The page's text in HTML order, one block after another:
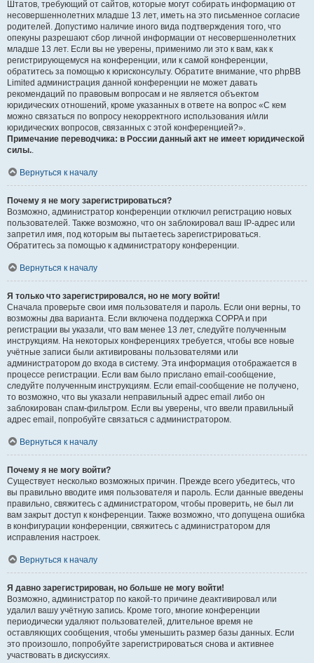
Штатов, требующий от сайтов, которые могут собирать информацию от
несовершеннолетних младше 13 лет, иметь на это письменное согласие
родителей. Допустимо наличие иного вида подтверждения того, что
опекуны разрешают сбор личной информации от несовершеннолетних
младше 13 лет. Если вы не уверены, применимо ли это к вам, как к
регистрирующемуся на конференции, или к самой конференции,
обратитесь за помощью к юрисконсульту. Обратите внимание, что phpBB
Limited администрация данной конференции не может давать
рекомендаций по правовым вопросам и не является объектом
юридических отношений, кроме указанных в ответе на вопрос «С кем
можно связаться по вопросу некорректного использования и/или
юридических вопросов, связанных с этой конференцией?».
Примечание переводчика: в России данный акт не имеет юридической
силы.
Вернуться к началу
Почему я не могу зарегистрироваться?
Возможно, администратор конференции отключил регистрацию новых
пользователей. Также возможно, что он заблокировал ваш IP-адрес или
запретил имя, под которым вы пытаетесь зарегистрироваться.
Обратитесь за помощью к администратору конференции.
Вернуться к началу
Я только что зарегистрировался, но не могу войти!
Сначала проверьте свои имя пользователя и пароль. Если они верны, то
возможны два варианта. Если включена поддержка COPPA и при
регистрации вы указали, что вам менее 13 лет, следуйте полученным
инструкциям. На некоторых конференциях требуется, чтобы все новые
учётные записи были активированы пользователями или
администратором до входа в систему. Эта информация отображается в
процессе регистрации. Если вам было прислано email-сообщение,
следуйте полученным инструкциям. Если email-сообщение не получено,
то возможно, что вы указали неправильный адрес email либо он
заблокирован спам-фильтром. Если вы уверены, что ввели правильный
адрес email, попробуйте связаться с администратором.
Вернуться к началу
Почему я не могу войти?
Существует несколько возможных причин. Прежде всего убедитесь, что
вы правильно вводите имя пользователя и пароль. Если данные введены
правильно, свяжитесь с администратором, чтобы проверить, не был ли
вам закрыт доступ к конференции. Также возможно, что допущена ошибка
в конфигурации конференции, свяжитесь с администратором для
исправления настроек.
Вернуться к началу
Я давно зарегистрирован, но больше не могу войти!
Возможно, администратор по какой-то причине деактивировал или
удалил вашу учётную запись. Кроме того, многие конференции
периодически удаляют пользователей, длительное время не
оставляющих сообщения, чтобы уменьшить размер базы данных. Если
это произошло, попробуйте зарегистрироваться снова и активнее
участвовать в дискуссиях.